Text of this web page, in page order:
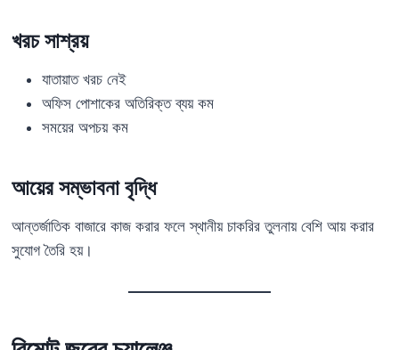
খরচ সাশ্রয়
যাতায়াত খরচ নেই
অফিস পোশাকের অতিরিক্ত ব্যয় কম
সময়ের অপচয় কম
আয়ের সম্ভাবনা বৃদ্ধি
আন্তর্জাতিক বাজারে কাজ করার ফলে স্থানীয় চাকরির তুলনায় বেশি আয় করার
সুযোগ তৈরি হয়।